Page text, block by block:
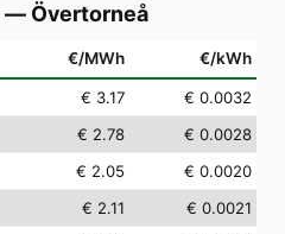
— Övertorneå
€/MWh €/kWh
€ 3.17
€ 0.0032
€ 2.78
€ 0.0028
€ 2.05
€ 0.0020
€ 2.11
€ 0.0021